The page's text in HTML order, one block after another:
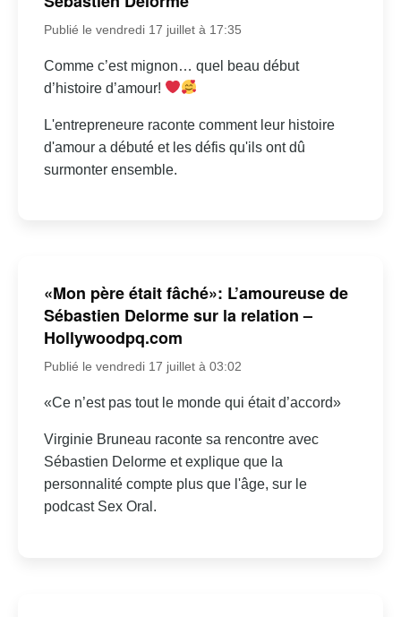
Publié le vendredi 17 juillet à 17:35
Comme c’est mignon… quel beau début
d’histoire d’amour!
L'entrepreneure raconte comment leur histoire
d'amour a débuté et les défis qu'ils ont dû
surmonter ensemble.
«Mon père était fâché»: L’amoureuse de
Sébastien Delorme sur la relation –
Hollywoodpq.com
Publié le vendredi 17 juillet à 03:02
«Ce n’est pas tout le monde qui était d’accord»
Virginie Bruneau raconte sa rencontre avec
Sébastien Delorme et explique que la
personnalité compte plus que l'âge, sur le
podcast Sex Oral.